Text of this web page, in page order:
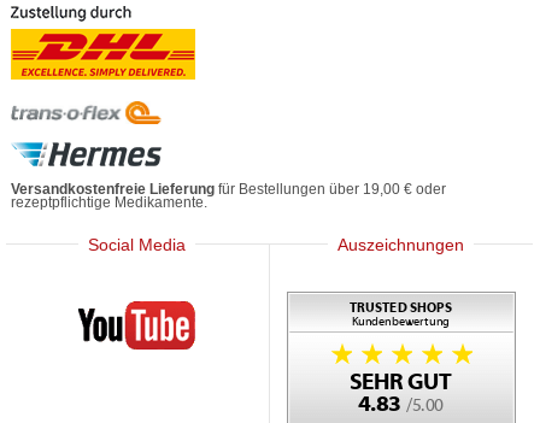
Versandkostenfreie Lieferung für Bestellungen über 19,00 € oder
rezeptpflichtige Medikamente.
Social Media
Mediherz
Auszeichnungen